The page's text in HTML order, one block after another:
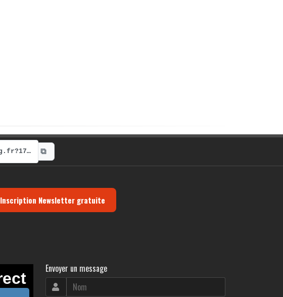
https://radio-g.fr?17305 ⧉
Inscription Newsletter gratuite
Envoyer un message